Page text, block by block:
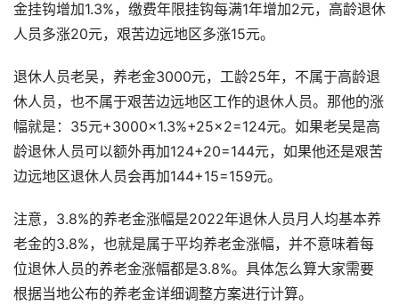
金挂钩增加1.3%，缴费年限挂钩每满1年增加2元，高龄退休
人员多涨20元，艰苦边远地区多涨15元。
退休人员老吴，养老金3000元，工龄25年，不属于高龄退
休人员，也不属于艰苦边远地区工作的退休人员。那他的涨
幅就是：35元+3000×1.3%+25×2=124元。如果老吴是高
龄退休人员可以额外再加124+20=144元，如果他还是艰苦
边远地区退休人员会再加144+15=159元。
注意，3.8%的养老金涨幅是2022年退休人员月人均基本养
老金的3.8%，也就是属于平均养老金涨幅，并不意味着每
位退休人员的养老金涨幅都是3.8%。具体怎么算大家需要
根据当地公布的养老金详细调整方案进行计算。